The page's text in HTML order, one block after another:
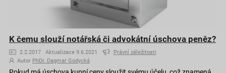
K čemu slouží notářská či advokátní úschova peněz?
2.2.2017 Aktualizace 9.6.2021
Právní záležitosti
Autor PhDr. Dagmar Godycká